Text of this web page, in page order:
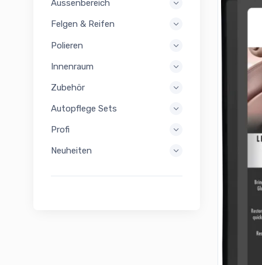
BigBoi
Caramba
Colourlock
Detailing Outlaws
Dr. Wack
Elitist
Aussenbereich
Felgen & Reifen
Polieren
Innenraum
Zubehör
Autopflege Sets
Profi
Neuheiten